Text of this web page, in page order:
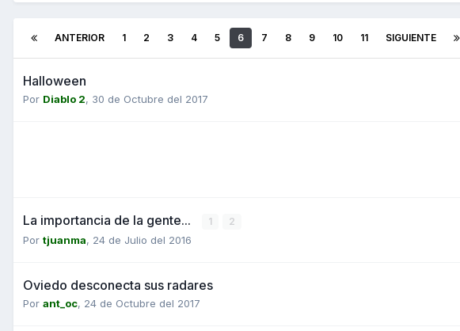
ANTERIOR 1 2 3 4 5 6 7 8 9 10 11 SIGUIENTE
Halloween
Por Diablo 2, 30 de Octubre del 2017
La importancia de la gente... 1 2
Por tjuanma, 24 de Julio del 2016
Oviedo desconecta sus radares
Por ant_oc, 24 de Octubre del 2017